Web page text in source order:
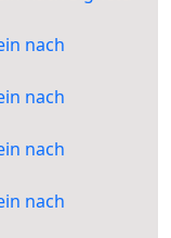
nach
nach
nach
nach